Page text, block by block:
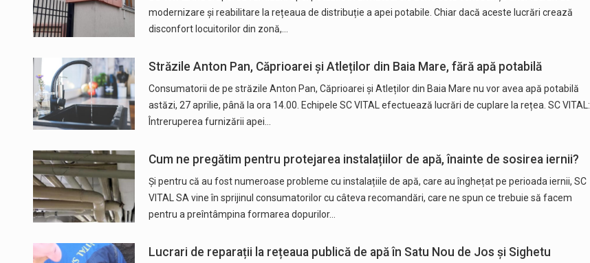
modernizare și reabilitare la rețeaua de distribuție a apei potabile. Chiar dacă aceste lucrări crează
disconfort locuitorilor din zonă,…
Străzile Anton Pan, Căprioarei și Atleților din Baia Mare, fără apă potabilă
Consumatorii de pe străzile Anton Pan, Căprioarei și Atleților din Baia Mare nu vor avea apă potabilă
astăzi, 27 aprilie, până la ora 14.00. Echipele SC VITAL efectuează lucrări de cuplare la rețea. SC VITAL:
Întreruperea furnizării apei…
Cum ne pregătim pentru protejarea instalațiilor de apă, înainte de sosirea iernii?
Și pentru că au fost numeroase probleme cu instalațiile de apă, care au înghețat pe perioada iernii, SC
VITAL SA vine în sprijinul consumatorilor cu câteva recomandări, care ne spun ce trebuie să facem
pentru a preîntâmpina formarea dopurilor…
Lucrari de reparații la rețeaua publică de apă în Satu Nou de Jos și Sighetu